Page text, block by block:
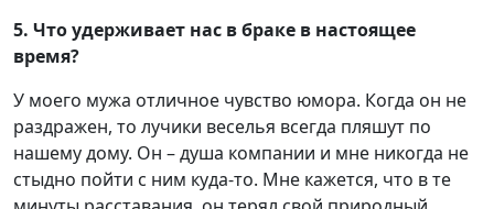
5. Что удерживает нас в браке в настоящее
время?
У моего мужа отличное чувство юмора. Когда он не
раздражен, то лучики веселья всегда пляшут по
нашему дому. Он – душа компании и мне никогда не
стыдно пойти с ним куда-то. Мне кажется, что в те